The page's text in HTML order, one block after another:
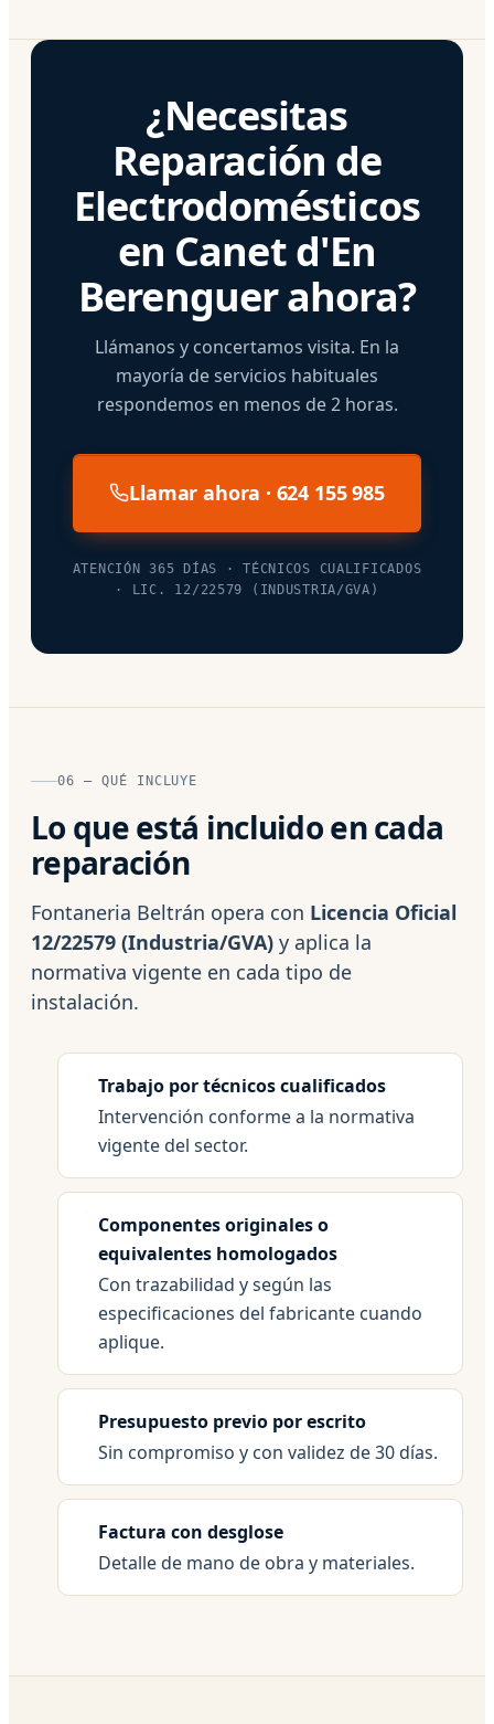
¿Necesitas
Reparación de
Electrodomésticos
en Canet d'En
Berenguer ahora?
Llámanos y concertamos visita. En la
mayoría de servicios habituales
respondemos en menos de 2 horas.
Llamar ahora · 624 155 985
ATENCIÓN 365 DÍAS · TÉCNICOS CUALIFICADOS
· LIC. 12/22579 (INDUSTRIA/GVA)
06 — QUÉ INCLUYE
Lo que está incluido en cada
reparación
Fontaneria Beltrán opera con Licencia Oficial
12/22579 (Industria/GVA) y aplica la
normativa vigente en cada tipo de
instalación.
Trabajo por técnicos cualificados
Intervención conforme a la normativa
vigente del sector.
Componentes originales o
equivalentes homologados
Con trazabilidad y según las
especificaciones del fabricante cuando
aplique.
Presupuesto previo por escrito
Sin compromiso y con validez de 30 días.
Factura con desglose
Detalle de mano de obra y materiales.